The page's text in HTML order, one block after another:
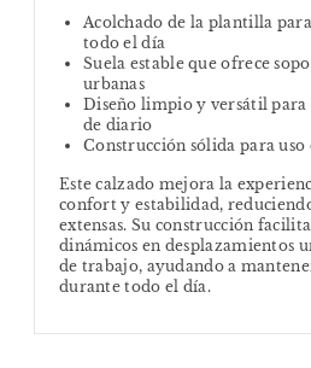
Acolchado de la plantilla
todo el día
Suela estable que ofrece
urbanas
Diseño limpio y versátil para
de diario
Construcción sólida para
Este calzado mejora la
confort y estabilidad,
extensas. Su construcción
dinámicos en desplazamientos
de trabajo, ayudando a
durante todo el día.